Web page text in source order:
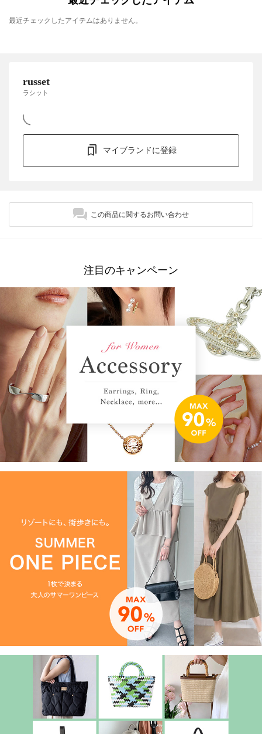
最近チェックしたアイテムはありません。
russet
ラシット
マイブランドに登録
この商品に関するお問い合わせ
注目のキャンペーン